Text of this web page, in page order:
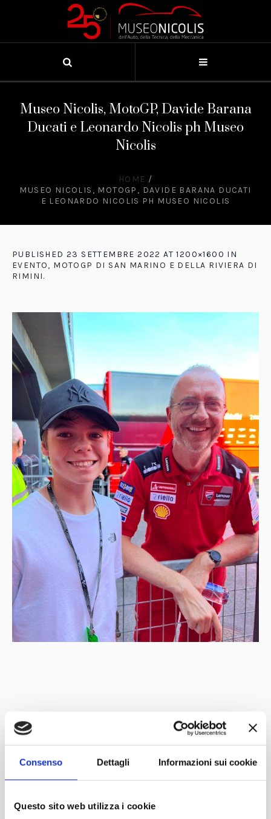
Consenso Dettagli Informazioni sui cookie
Questo sito web utilizza i cookie
Museo Nicolis, MotoGP, Davide Barana
Ducati e Leonardo Nicolis ph Museo
Nicolis
HOME /
MUSEO NICOLIS, MOTOGP, DAVIDE BARANA DUCATI
E LEONARDO NICOLIS PH MUSEO NICOLIS
PUBLISHED 23 SETTEMBRE 2022 AT 1200×1600 IN
EVENTO, MOTOGP DI SAN MARINO E DELLA RIVIERA DI
RIMINI.
Con il patrocinio di Network